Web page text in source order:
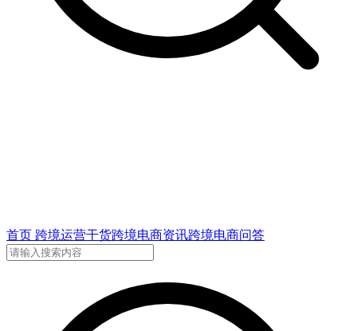
首页 跨境运营干货跨境电商资讯跨境电商问答